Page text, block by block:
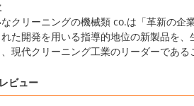
クリーニングの機械類 co.は「革新の企
た開発を用いる指導的地位の新製品を
現代クリーニング工業のリーダーである
ビュー